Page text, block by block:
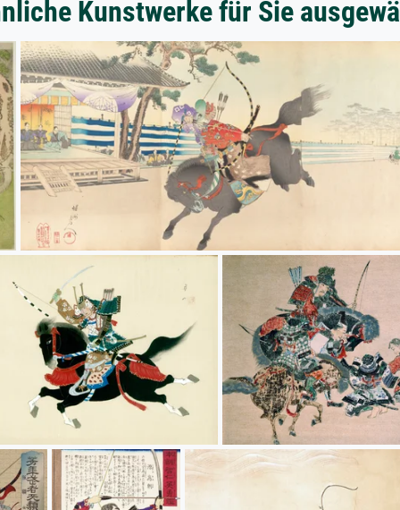
Kunstwerke für Sie